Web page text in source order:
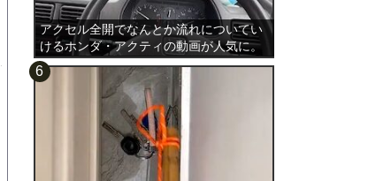
アクセル全開でなんとか流れについてい
けるホンダ・アクティの動画が人気に。